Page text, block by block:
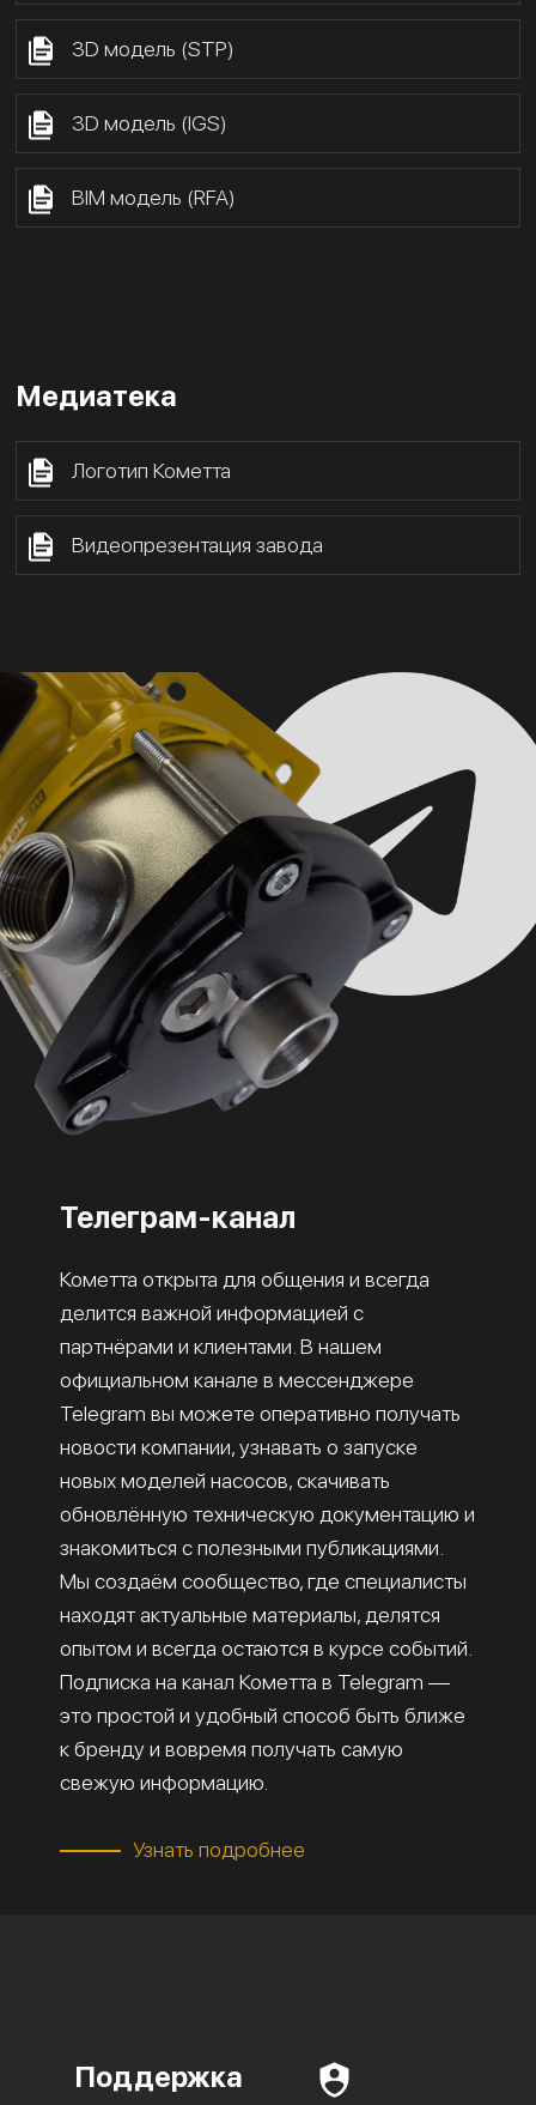
3D модель (STP)
3D модель (IGS)
BIM модель (RFA)
Медиатека
Логотип Кометта
Видеопрезентация завода
Телеграм-канал
Кометта открыта для общения и всегда
делится важной информацией с
партнёрами и клиентами. В нашем
официальном канале в мессенджере
Telegram вы можете оперативно получать
новости компании, узнавать о запуске
новых моделей насосов, скачивать
обновлённую техническую документацию и
знакомиться с полезными публикациями.
Мы создаём сообщество, где специалисты
находят актуальные материалы, делятся
опытом и всегда остаются в курсе событий.
Подписка на канал Кометта в Telegram —
это простой и удобный способ быть ближе
к бренду и вовремя получать самую
свежую информацию.
Узнать подробнее
Поддержка